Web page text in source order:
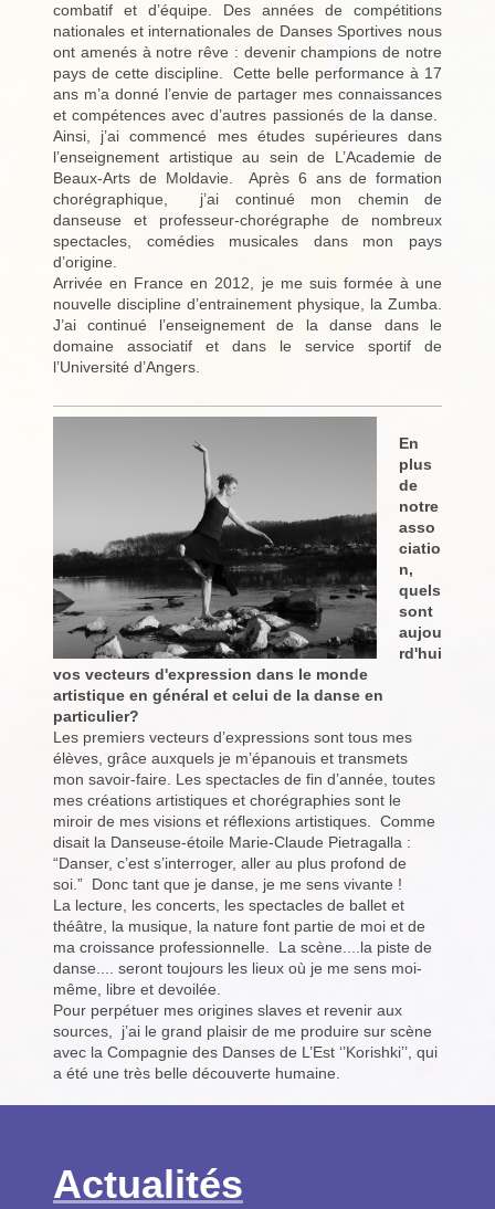
combatif et d’équipe. Des années de compétitions
nationales et internationales de Danses Sportives nous
ont amenés à notre rêve : devenir champions de notre
pays de cette discipline. Cette belle performance à 17
ans m’a donné l’envie de partager mes connaissances
et compétences avec d’autres passionés de la danse.
Ainsi, j’ai commencé mes études supérieures dans
l’enseignement artistique au sein de L’Academie de
Beaux-Arts de Moldavie. Après 6 ans de formation
chorégraphique, j’ai continué mon chemin de
danseuse et professeur-chorégraphe de nombreux
spectacles, comédies musicales dans mon pays
d’origine.
Arrivée en France en 2012, je me suis formée à une
nouvelle discipline d’entrainement physique, la Zumba.
J’ai continué l’enseignement de la danse dans le
domaine associatif et dans le service sportif de
l’Université d’Angers.
En
plus
de
notre
asso
ciatio
n,
quels
sont
aujou
rd'hui
vos vecteurs d'expression dans le monde
artistique en général et celui de la danse en
particulier?
Les premiers vecteurs d’expressions sont tous mes
élèves, grâce auxquels je m’épanouis et transmets
mon savoir-faire. Les spectacles de fin d’année, toutes
mes créations artistiques et chorégraphies sont le
miroir de mes visions et réflexions artistiques. Comme
disait la Danseuse-étoile Marie-Claude Pietragalla :
“Danser, c’est s’interroger, aller au plus profond de
soi.” Donc tant que je danse, je me sens vivante !
La lecture, les concerts, les spectacles de ballet et
théâtre, la musique, la nature font partie de moi et de
ma croissance professionnelle. La scène....la piste de
danse.... seront toujours les lieux où je me sens moi-
même, libre et devoilée.
Pour perpétuer mes origines slaves et revenir aux
sources, j’ai le grand plaisir de me produire sur scène
avec la Compagnie des Danses de L’Est ‘’Korishki’’, qui
a été une très belle découverte humaine.
Actualités